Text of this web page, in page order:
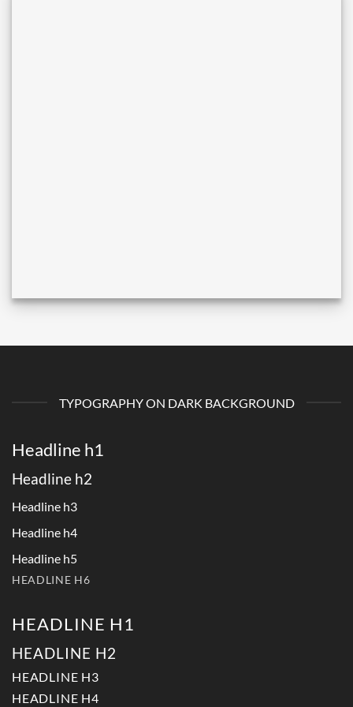
TYPOGRAPHY ON DARK BACKGROUND
Headline h1
Headline h2
Headline h3
Headline h4
Headline h5
HEADLINE H6
HEADLINE H1
HEADLINE H2
HEADLINE H3
HEADLINE H4